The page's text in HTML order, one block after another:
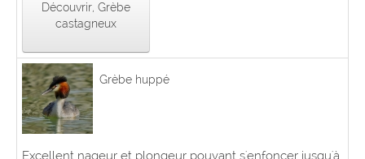
Découvrir, Grèbe
castagneux
Grèbe huppé
Excellent nageur et plongeur pouvant s'enfoncer jusqu'à